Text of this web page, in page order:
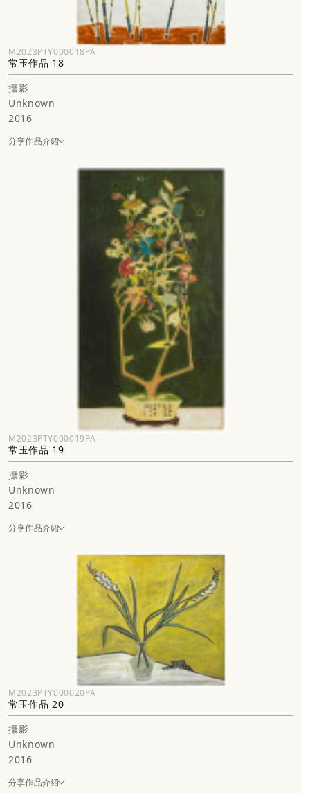
M2023PTY000018PA
常玉作品 18
攝影
Unknown
2016
分享作品介紹
M2023PTY000019PA
常玉作品 19
攝影
Unknown
2016
分享作品介紹
M2023PTY000020PA
常玉作品 20
攝影
Unknown
2016
分享作品介紹